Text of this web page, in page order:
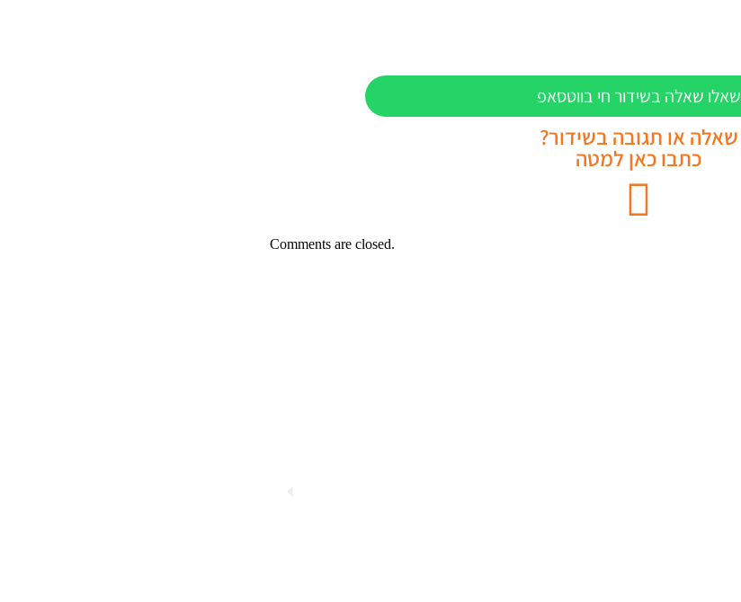
שאלו שאלה בשידור חי בווטסאפ
שאלה או תגובה בשידור?
כתבו כאן למטה
Comments are closed.